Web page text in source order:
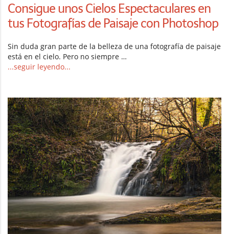
Consigue unos Cielos Espectaculares en
tus Fotografías de Paisaje con Photoshop
Sin duda gran parte de la belleza de una fotografía de paisaje
está en el cielo. Pero no siempre …
...seguir leyendo...